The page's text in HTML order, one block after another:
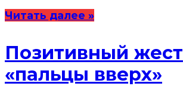
Читать далее »
Позитивный жест
«пальцы вверх»